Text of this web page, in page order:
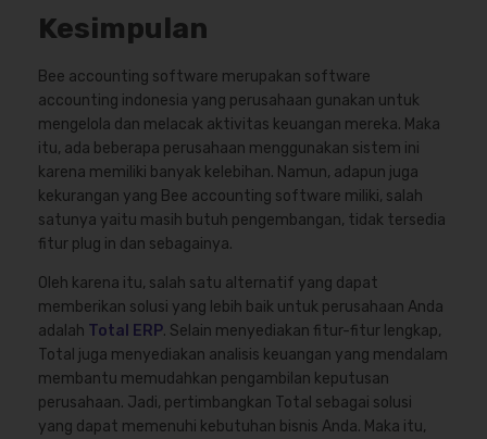
Kesimpulan
Bee accounting software merupakan software
accounting indonesia yang perusahaan gunakan untuk
mengelola dan melacak aktivitas keuangan mereka. Maka
itu, ada beberapa perusahaan menggunakan sistem ini
karena memiliki banyak kelebihan. Namun, adapun juga
kekurangan yang Bee accounting software miliki, salah
satunya yaitu masih butuh pengembangan, tidak tersedia
fitur plug in dan sebagainya.
Oleh karena itu, salah satu alternatif yang dapat
memberikan solusi yang lebih baik untuk perusahaan Anda
adalah Total ERP. Selain menyediakan fitur-fitur lengkap,
Total juga menyediakan analisis keuangan yang mendalam
membantu memudahkan pengambilan keputusan
perusahaan. Jadi, pertimbangkan Total sebagai solusi
yang dapat memenuhi kebutuhan bisnis Anda. Maka itu,